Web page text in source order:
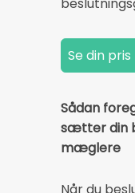
Sådan
sætter din
mæglere
Når du